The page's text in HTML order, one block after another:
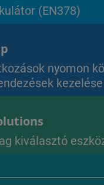
(EN378)
nyomon
kezelése
kiválasztó